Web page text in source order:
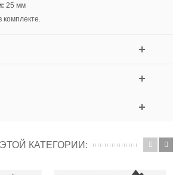
25 мм
комплекте.
КАТЕГОРИИ: